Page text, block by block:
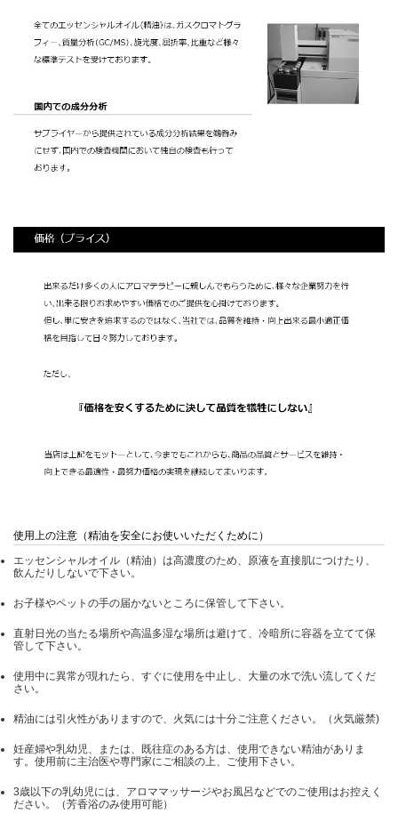
使用上の注意（精油を安全にお使いいただくために）
エッセンシャルオイル（精油）は高濃度のため、原液を直接肌につけたり、
飲んだりしないで下さい。
お子様やペットの手の届かないところに保管して下さい。
直射日光の当たる場所や高温多湿な場所は避けて、冷暗所に容器を立てて保
管して下さい。
使用中に異常が現れたら、すぐに使用を中止し、大量の水で洗い流してくだ
さい。
精油には引火性がありますので、火気には十分ご注意ください。（火気厳禁)
妊産婦や乳幼児、または、既往症のある方は、使用できない精油がありま
す。使用前に主治医や専門家にご相談の上、ご使用下さい。
3歳以下の乳幼児には、アロママッサージやお風呂などでのご使用はお控えく
ださい。（芳香浴のみ使用可能）